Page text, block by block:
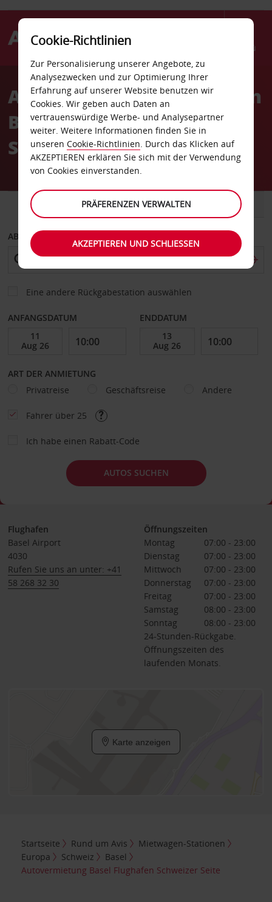
Menü
AvisAutovermietung Flughafen
Basel-Mülhausen
Schweizer Seite
FAHRZEUG TRANSPORTER
ABHOLEN VON
Eine andere Rückgabestation auswählen
ANFANGSDATUM ENDDATUM
ART DER ANMIETUNG
Privatreise
Geschäftsreise Andere
Fahrer über 25
Ich habe einen Rabatt-Code
AUTOS SUCHEN
Flughafen
Basel Airport
4030
Rufen Sie uns an unter: +41
58 268 32 30
Öffnungszeiten
Montag
07:00 - 23:00
Dienstag
07:00 - 23:00
Mittwoch
07:00 - 23:00
Donnerstag
07:00 - 23:00
Freitag
07:00 - 23:00
Samstag
08:00 - 23:00
Sonntag
08:00 - 23:00
24-Stunden-Rückgabe.
Öffnungszeiten des
laufenden Monats.
Karte anzeigen
Startseite Rund um Avis
Mietwagen-Stationen
Europa
Schweiz
Basel
Autovermietung Basel Flughafen Schweizer Seite
Cookie-Richtlinien
Zur Personalisierung unserer Angebote, zu
Analysezwecken und zur Optimierung Ihrer
Erfahrung auf unserer Website benutzen wir
Cookies. Wir geben auch Daten an
vertrauenswürdige Werbe- und Analysepartner
weiter. Weitere Informationen finden Sie in
unseren Cookie-Richtlinien. Durch das Klicken auf
AKZEPTIEREN erklären Sie sich mit der Verwendung
von Cookies einverstanden.
PRÄFERENZEN VERWALTEN
AKZEPTIEREN UND SCHLIESSEN